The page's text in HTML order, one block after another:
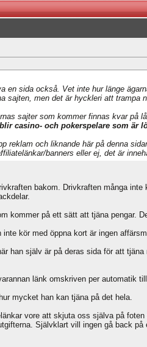
en sida också. Vet inte hur länge
sajten, men det är hyckleri att trampa
sajter som kommer finnas kvar
casino- och pokerspelare som är
reklam och liknande här på denna
banners eller ej, det är
bakom. Drivkraften många
kommer på ett sätt att tjäna pengar.
kör med öppna kort är ingen
han själv är på deras sida för att
länk omskriven per automatik
mycket han kan tjäna på det hela.
vore att skjuta oss själva på
Självklart vill ingen gå back